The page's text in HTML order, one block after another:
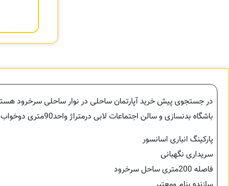
باشگاه بدنسازی و سالن اجتماعات لابی درمتراژ واحد90متری دوخواب گزینه مناسبی برای سرمایه گذاری سودهی می باشد.
پارکینگ انباری اسانسور
سریداری نگهبانی
فاصله 200متری ساحل سرخرود